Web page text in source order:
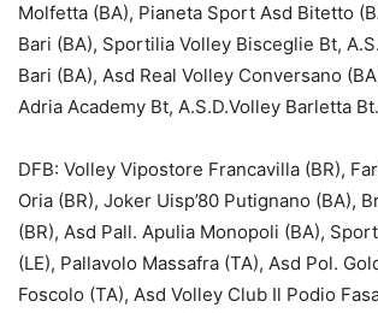
Molfetta (BA), Pianeta Sport Asd Bitetto
Bari (BA), Sportilia Volley Bisceglie Bt,
Bari (BA), Asd Real Volley Conversano
Adria Academy Bt, A.S.D.Volley Barletta Bt.
DFB: Volley Vipostore Francavilla (BR),
Oria (BR), Joker Uisp’80 Putignano (BA),
(BR), Asd Pall. Apulia Monopoli (BA),
(LE), Pallavolo Massafra (TA), Asd Pol.
Foscolo (TA), Asd Volley Club Il Podio